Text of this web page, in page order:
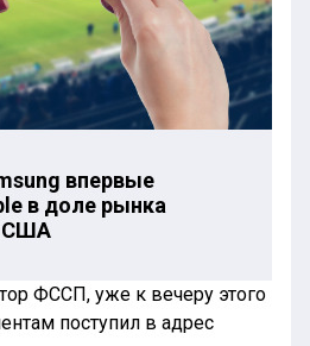
впервые
в доле рынка
США
ФССП, уже к вечеру этого
поступил в адрес